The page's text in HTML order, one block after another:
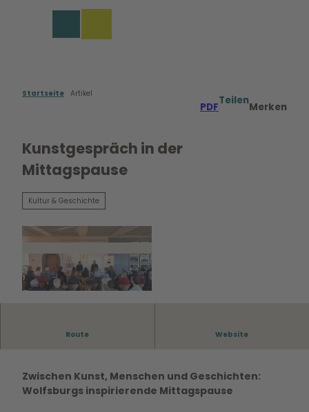
Startseite Artikel
PDF
Teilen
Merken
Kunstgespräch in der
Mittagspause
Kultur & Geschichte
Route Website
Zwischen Kunst, Menschen und Geschichten:
Wolfsburgs inspirierende Mittagspause